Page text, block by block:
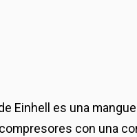
Einhell es una
con una